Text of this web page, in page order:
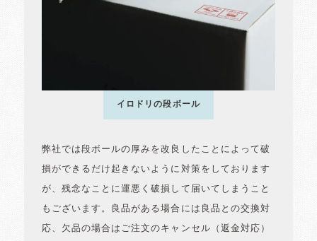
イロドリの段ボール
弊社では段ボールの厚みを改良したことによって破
損ができるだけ起きないように対策をしております
が、残念なことに運悪く破損して届いてしまうこと
もございます。良品がある場合には良品との交換対
応、欠品の場合はご注文のキャンセル（返金対応）